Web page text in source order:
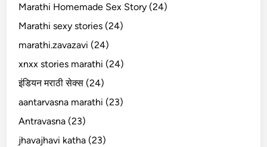
Marathi Homemade Sex Story (24)
Marathi sexy stories (24)
marathi.zavazavi (24)
xnxx stories marathi (24)
इंडियन मराठी सेक्स (24)
aantarvasna marathi (23)
Antravasna (23)
jhavajhavi katha (23)